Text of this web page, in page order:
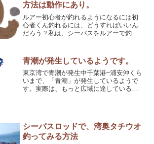
方法は動作にあり。
ルアー初心者が釣れるようになるには初
心者くん釣れるには、どうすればいいん
だろう？私は、シーバスをルアーで釣る
理由によるものです。初心者の方にヒン
トとなるように、私な...
青潮が発生しているようです。
東京湾で青潮が発生中千葉港~浦安沖くら
いまで、「青潮」が発生しているようで
す。実際は、もっと広域に達しているか
現されたりもします。出...
シーバスロッドで、湾奥タチウオ
釣ってみる方法